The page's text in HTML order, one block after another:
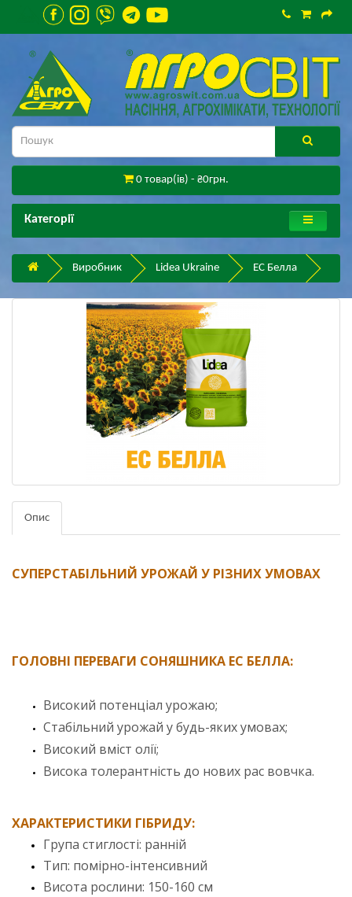
0 товар(ів) - ₴0грн.
Категорії
Виробник Lidea Ukraine ЕС Белла
Опис
СУПЕРСТАБІЛЬНИЙ УРОЖАЙ У РІЗНИХ УМОВАХ
ГОЛОВНІ ПЕРЕВАГИ СОНЯШНИКА ЕС БЕЛЛА:
Високий потенціал урожаю;
Стабільний урожай у будь-яких умовах;
Високий вміст олії;
Висока толерантність до нових рас вовчка.
ХАРАКТЕРИСТИКИ ГІБРИДУ:
Група стиглості: ранній
Тип: помірно-інтенсивний
Висота рослини: 150-160 см